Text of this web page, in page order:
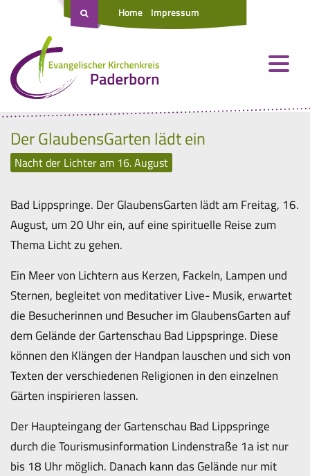
Home Impressum
Der GlaubensGarten lädt ein
Nacht der Lichter am 16. August
Bad Lippspringe. Der GlaubensGarten lädt am Freitag, 16.
August, um 20 Uhr ein, auf eine spirituelle Reise zum
Thema Licht zu gehen.
Ein Meer von Lichtern aus Kerzen, Fackeln, Lampen und
Sternen, begleitet von meditativer Live- Musik, erwartet
die Besucherinnen und Besucher im GlaubensGarten auf
dem Gelände der Gartenschau Bad Lippspringe. Diese
können den Klängen der Handpan lauschen und sich von
Texten der verschiedenen Religionen in den einzelnen
Gärten inspirieren lassen.
Der Haupteingang der Gartenschau Bad Lippspringe
durch die Tourismusinformation Lindenstraße 1a ist nur
bis 18 Uhr möglich. Danach kann das Gelände nur mit